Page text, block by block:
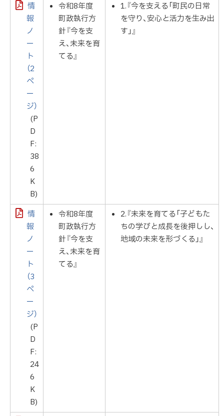
情
報
ノ
ー
ト
（2
ペ
ー
ジ）
(P
D
F:
38
6
K
B)
令和8年度
町政執行方
針『今を支
え、未来を育
てる』
1.『今を支える「町民の日常
を守り、安心と活力を生み出
す」』
情
報
ノ
ー
ト
（3
ペ
ー
ジ）
(P
D
F:
24
6
K
B)
令和8年度
町政執行方
針『今を支
え、未来を育
てる』
2.『未来を育てる「子どもた
ちの学びと成長を後押しし、
地域の未来を形づくる」』